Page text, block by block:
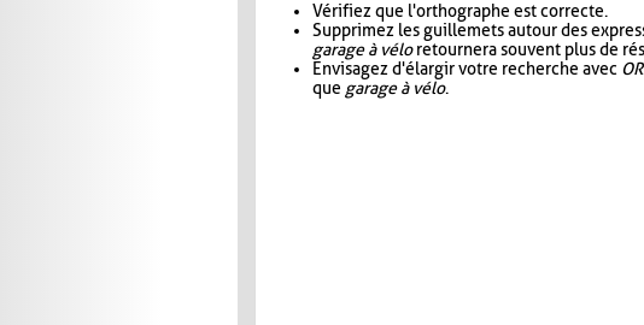
Vérifiez que l'orthographe est correcte.
Supprimez les guillemets autour des
garage à véloretournera souvent plus de
Envisagez d'élargir votre recherche avec OR
que garage à vélo.